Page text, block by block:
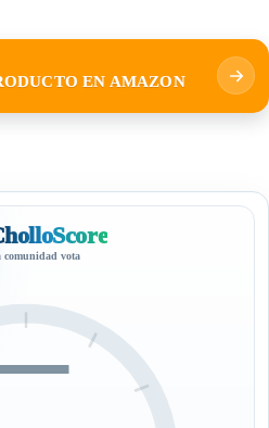
EN AMAZON
comunidad vota